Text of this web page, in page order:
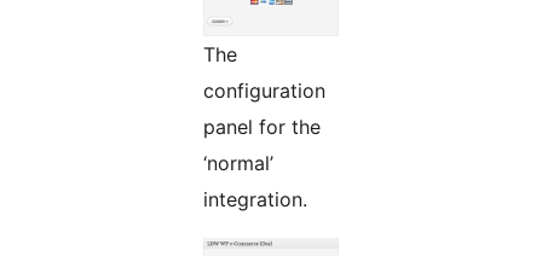
The
configuration
panel for the
‘normal’
integration.